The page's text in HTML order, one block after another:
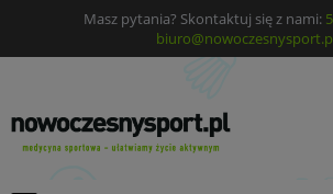
Masz pytania? Skontaktuj się z nami: